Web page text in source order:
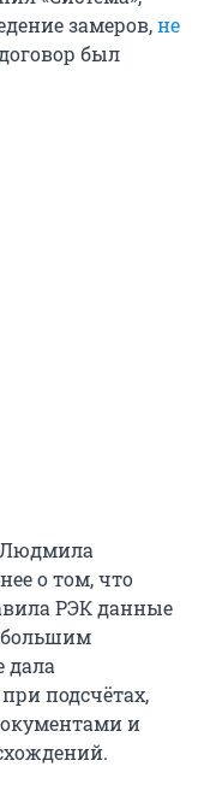
замеров,не
был
Людмила
о том, что
РЭК данные
большим
дала
подсчётах,
и